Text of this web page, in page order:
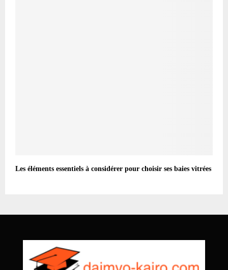
Les éléments essentiels à considérer pour choisir ses baies vitrées